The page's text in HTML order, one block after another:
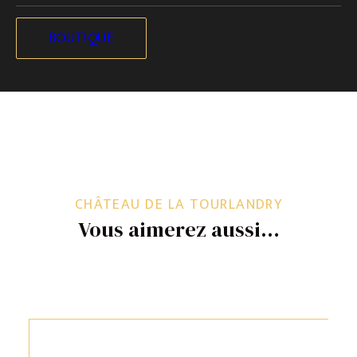
BOUTIQUE
Vous aimerez aussi…
CHÂTEAU DE LA TOURLANDRY